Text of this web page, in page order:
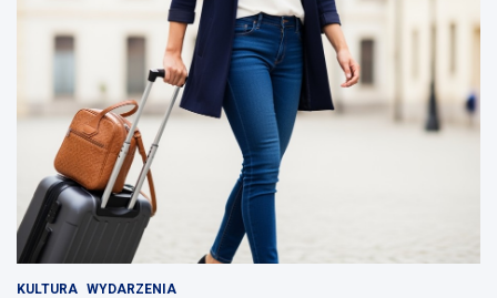
KULTURA WYDARZENIA